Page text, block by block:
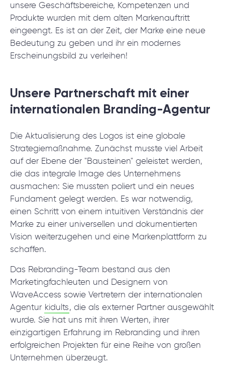
unsere Geschäftsbereiche, Kompetenzen und
Produkte wurden mit dem alten Markenauftritt
eingeengt. Es ist an der Zeit, der Marke eine neue
Bedeutung zu geben und ihr ein modernes
Erscheinungsbild zu verleihen!
Unsere Partnerschaft mit einer
internationalen Branding-Agentur
Die Aktualisierung des Logos ist eine globale
Strategiemaßnahme. Zunächst musste viel Arbeit
auf der Ebene der "Bausteinen" geleistet werden,
die das integrale Image des Unternehmens
ausmachen: Sie mussten poliert und ein neues
Fundament gelegt werden. Es war notwendig,
einen Schritt von einem intuitiven Verständnis der
Marke zu einer universellen und dokumentierten
Vision weiterzugehen und eine Markenplattform zu
schaffen.
Das Rebranding-Team bestand aus den
Marketingfachleuten und Designern von
WaveAccess sowie Vertretern der internationalen
Agentur kidults, die als externer Partner ausgewählt
wurde. Sie hat uns mit ihren Werten, ihrer
einzigartigen Erfahrung im Rebranding und ihren
erfolgreichen Projekten für eine Reihe von großen
Unternehmen überzeugt.